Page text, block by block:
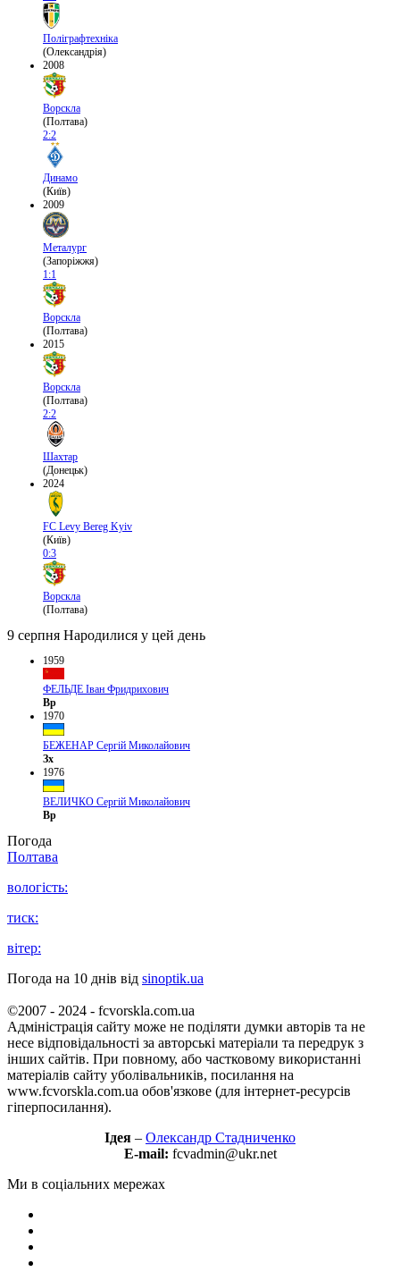
Поліграфтехніка
(Олександрія)
2008
Ворскла
(Полтава)
2:2
Динамо
(Київ)
2009
Металург
(Запоріжжя)
1:1
Ворскла
(Полтава)
2015
Ворскла
(Полтава)
2:2
Шахтар
(Донецьк)
2024
FC Levy Bereg Kyiv
(Київ)
0:3
Ворскла
(Полтава)
9 серпня Народилися у цей день
1959
ФЕЛЬДЕ Іван Фридрихович
Вр
1970
БЕЖЕНАР Сергій Миколайович
Зх
1976
ВЕЛИЧКО Сергій Миколайович
Вр
Погода
Полтава
вологість:
тиск:
вітер:
Погода на 10 днів від sinoptik.ua
©2007 - 2024 - fcvorskla.com.ua
Адміністрація сайту може не поділяти думки авторів та не
несе відповідальності за авторські матеріали та передрук з
інших сайтів. При повному, або частковому використанні
матеріалів сайту уболівальників, посилання на
www.fcvorskla.com.ua обов'язкове (для інтернет-ресурсів
гіперпосилання).
Ідея – Олександр Стадниченко
E-mail: fcvadmin@ukr.net
Ми в соціальних мережах